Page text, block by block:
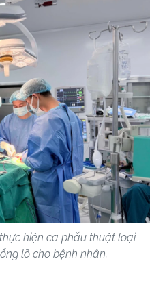
hiện ca phẫu thuật loại
lồ cho bệnh nhân.